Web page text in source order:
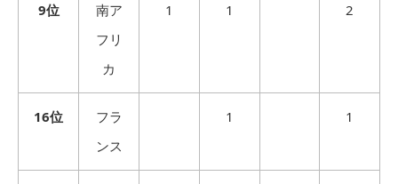
9位
南ア
フリ
カ
1 1 2
16位
フラ
ンス
1 1